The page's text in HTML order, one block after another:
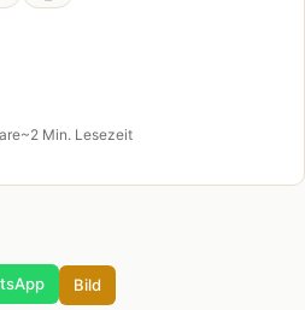
~2 Min. Lesezeit
Bild